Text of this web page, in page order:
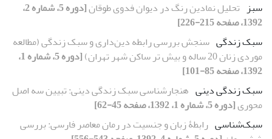
سبز تحلیل نمادین رنگ در دیوان فدوی طوقان
[دوره 5، شماره 2،
1392، صفحه 215-226]
سبک زندگی سنجش بررسی رابطه دین‌داری و سبک زندگی (مطالعه
موردی زنان 20 ساله و بیش تر ساکن شهر تهران)
[دوره 5، شماره 1،
1392، صفحه 85-101]
سبک زندگی دینی هنجارشناسی سبک زندگی دینی: تبیین سه اصل
محوری[دوره 5، شماره 1، 1392، صفحه 45-62]
سبک‌شناسی رابطۀ زبان و جنسیت در رمان معاصر فارسی: بررسی